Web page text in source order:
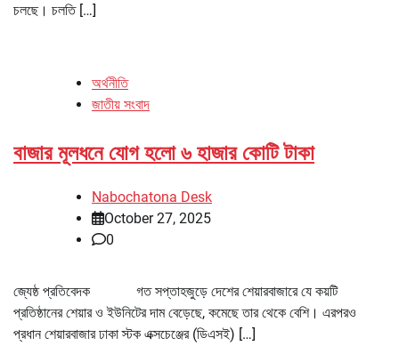
চলছে। চলতি […]
অর্থনীতি
জাতীয় সংবাদ
বাজার মূলধনে যোগ হলো ৬ হাজার কোটি টাকা
Nabochatona Desk
October 27, 2025
0
জ্যেষ্ঠ প্রতিবেদক গত সপ্তাহজুড়ে দেশের শেয়ারবাজারে যে কয়টি
প্রতিষ্ঠানের শেয়ার ও ইউনিটের দাম বেড়েছে, কমেছে তার থেকে বেশি। এরপরও
প্রধান শেয়ারবাজার ঢাকা স্টক এক্সচেঞ্জের (ডিএসই) […]